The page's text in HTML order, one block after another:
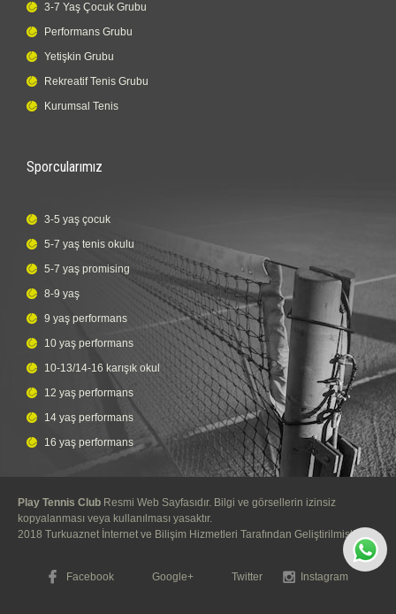
3-7 Yaş Çocuk Grubu
Performans Grubu
Yetişkin Grubu
Rekreatif Tenis Grubu
Kurumsal Tenis
Sporcularımız
3-5 yaş çocuk
5-7 yaş tenis okulu
5-7 yaş promising
8-9 yaş
9 yaş performans
10 yaş performans
10-13/14-16 karışık okul
12 yaş performans
14 yaş performans
16 yaş performans
Play Tennis Club Resmi Web Sayfasıdır. Bilgi ve görsellerin izinsiz
kopyalanması veya kullanılması yasaktır.
2018 Turkuaznet İnternet ve Bilişim Hizmetleri Tarafından Geliştirilmiştir.
Facebook Google+ Twitter Instagram